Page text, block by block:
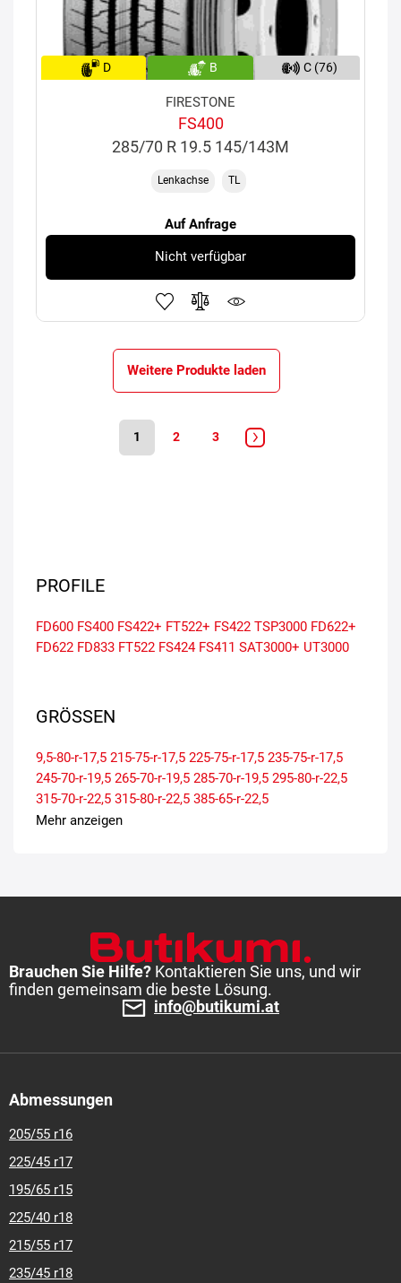
D B C (76)
FIRESTONE
FS400
285/70 R 19.5 145/143M
Lenkachse TL
Auf Anfrage
Nicht verfügbar
Weitere Produkte laden
1 2 3
PROFILE
FD600 FS400 FS422+ FT522+ FS422 TSP3000 FD622+
FD622 FD833 FT522 FS424 FS411 SAT3000+ UT3000
GRÖSSEN
9,5-80-r-17,5 215-75-r-17,5 225-75-r-17,5 235-75-r-17,5
245-70-r-19,5 265-70-r-19,5 285-70-r-19,5 295-80-r-22,5
315-70-r-22,5 315-80-r-22,5 385-65-r-22,5
Mehr anzeigen
Brauchen Sie Hilfe? Kontaktieren Sie uns, und wir
finden gemeinsam die beste Lösung.
info@butikumi.at
Abmessungen
205/55 r16
225/45 r17
195/65 r15
225/40 r18
215/55 r17
235/45 r18